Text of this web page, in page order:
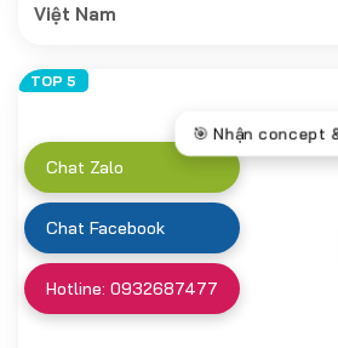
Việt Nam
Chat Zalo
Chat Facebook
Hotline: 0932687477